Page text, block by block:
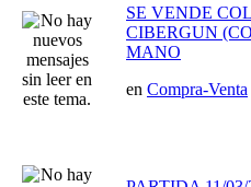
SE VENDE
CIBERGUN
MANO
en Compra-Venta